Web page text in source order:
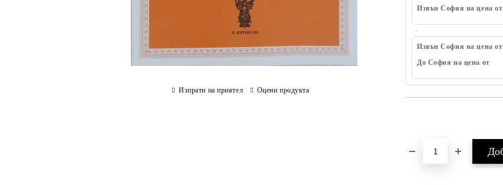
Извън София на цена от
Извън София на цена от
До София на цена от
Изпрати на приятел Оцени продукта